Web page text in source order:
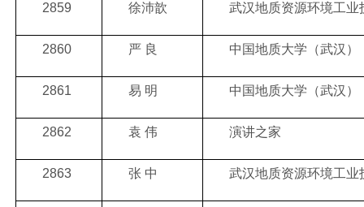
2859 徐沛歆 武汉地质资源环境工
2860 严 良 中国地质大学（武汉）
2861 易 明 中国地质大学（武汉）
2862 袁 伟 演讲之家
2863 张 中 武汉地质资源环境工